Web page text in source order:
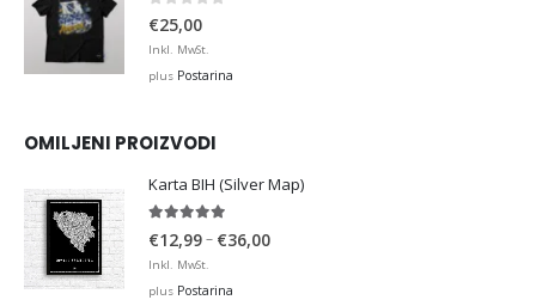
0 out of 5
€25,00
Inkl. MwSt.
plus Postarina
OMILJENI PROIZVODI
Karta BIH (Silver Map)
€12,99– €36,00Price
Inkl. MwSt.
plus Postarina